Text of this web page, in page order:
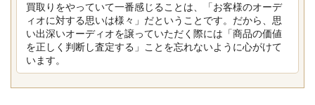
買取りをやっていて一番感じることは、「お客様のオーデ
ィオに対する思いは様々」だということです。だから、思
い出深いオーディオを譲っていただく際には「商品の価値
を正しく判断し査定する」ことを忘れないように心がけて
います。